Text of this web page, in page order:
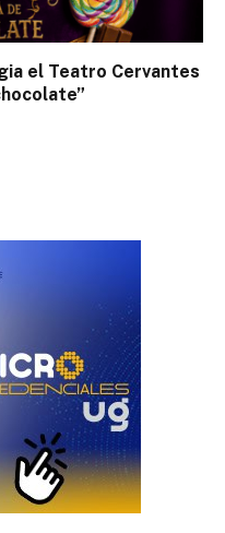
el Teatro Cervantes